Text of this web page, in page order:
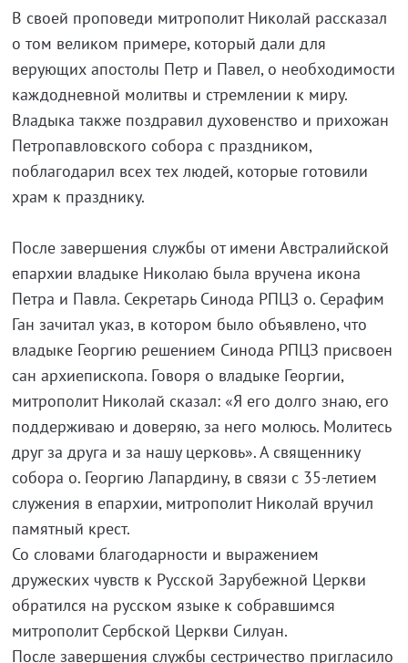
В своей проповеди митрополит Николай рассказал
о том великом примере, который дали для
верующих апостолы Петр и Павел, о необходимости
каждодневной молитвы и стремлении к миру.
Владыка также поздравил духовенство и прихожан
Петропавловского собора с праздником,
поблагодарил всех тех людей, которые готовили
храм к празднику.
После завершения службы от имени Австралийской
епархии владыке Николаю была вручена икона
Петра и Павла. Секретарь Синода РПЦЗ о. Серафим
Ган зачитал указ, в котором было объявлено, что
владыке Георгию решением Синода РПЦЗ присвоен
сан архиепископа. Говоря о владыке Георгии,
митрополит Николай сказал: «Я его долго знаю, его
поддерживаю и доверяю, за него молюсь. Молитесь
друг за друга и за нашу церковь». А священнику
собора о. Георгию Лапардину, в связи с 35-летием
служения в епархии, митрополит Николай вручил
памятный крест.
Со словами благодарности и выражением
дружеских чувств к Русской Зарубежной Церкви
обратился на русском языке к собравшимся
митрополит Сербской Церкви Силуан.
После завершения службы сестричество пригласило